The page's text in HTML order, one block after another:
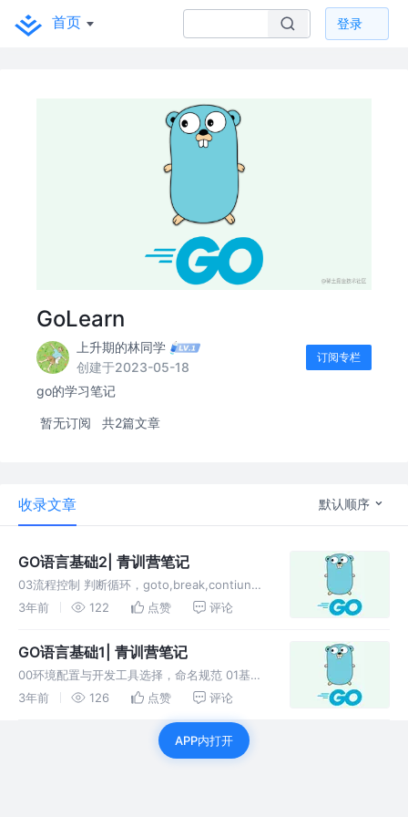
首页 登录
GoLearn
上升期的林同学
创建于2023-05-18
订阅专栏
go的学习笔记
暂无订阅 共2篇文章
收录文章 默认顺序
GO语言基础2| 青训营笔记
03流程控制 判断循环，goto,break,contiune
04复合数据结构 数组、切片、map（结构体在
3年前 122 点赞 评论
GO语言基础1| 青训营笔记
00环境配置与开发工具选择，命名规范 01基础
的数据类型，Go 的源文件是按 UTF-8 编码
3年前 126 点赞 评论
APP内打开